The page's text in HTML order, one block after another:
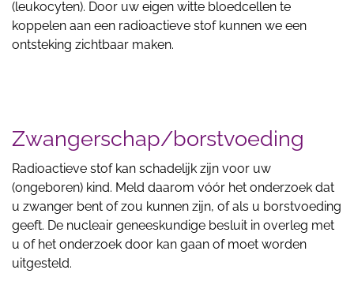
(leukocyten). Door uw eigen witte bloedcellen te
koppelen aan een radioactieve stof kunnen we een
ontsteking zichtbaar maken.
Zwangerschap/borstvoeding
Radioactieve stof kan schadelijk zijn voor uw
(ongeboren) kind. Meld daarom vóór het onderzoek dat
u zwanger bent of zou kunnen zijn, of als u borstvoeding
geeft. De nucleair geneeskundige besluit in overleg met
u of het onderzoek door kan gaan of moet worden
uitgesteld.